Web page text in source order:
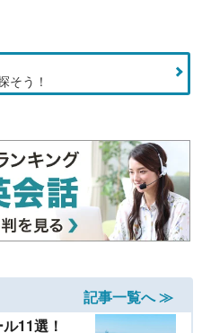
そう！
記事一覧へ ≫
11選！